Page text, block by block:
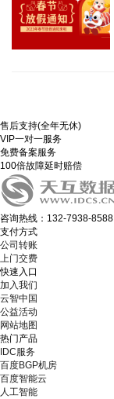
售后支持(全年无休)
VIP一对一服务
免费备案服务
100倍故障延时赔偿
咨询热线：132-7938-8588
支付方式
公司转账
上门交费
快速入口
加入我们
云智中国
公益活动
网站地图
热门产品
IDC服务
百度BGP机房
百度智能云
人工智能